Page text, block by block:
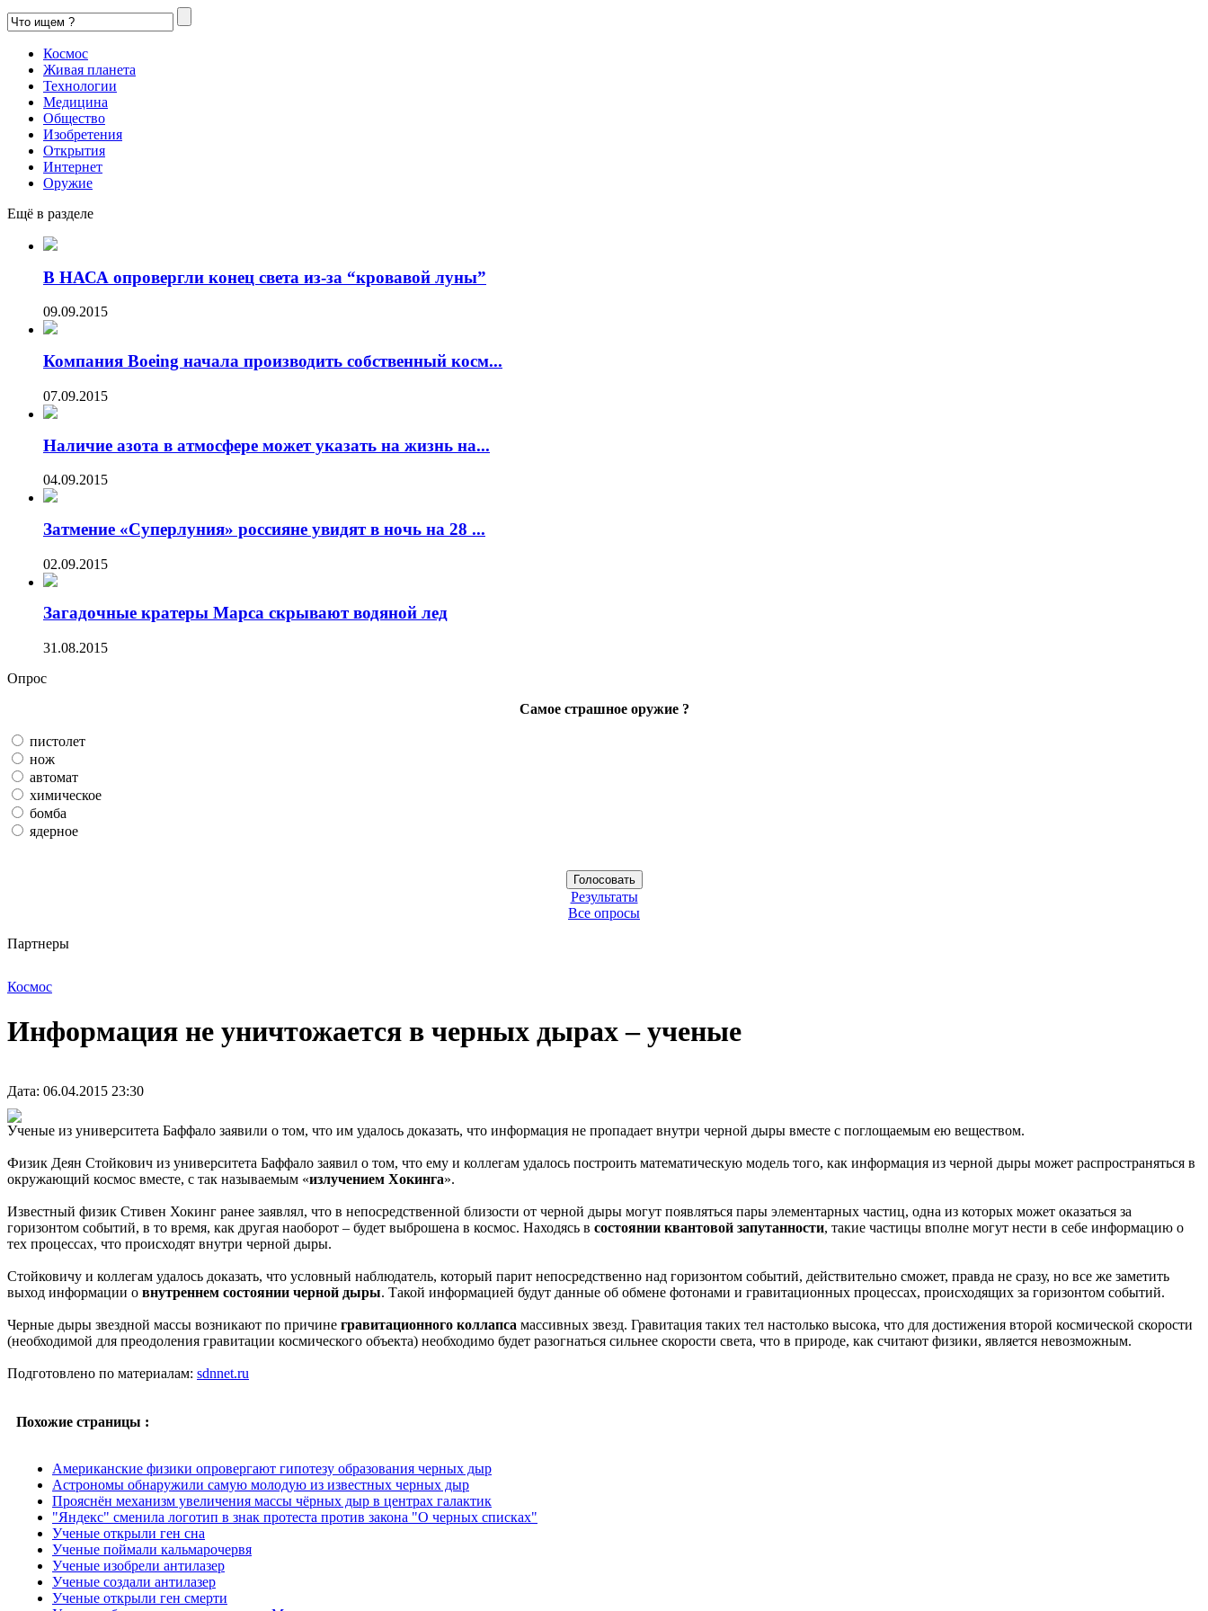
Космос
Живая планета
Технологии
Медицина
Общество
Изобретения
Открытия
Интернет
Оружие
Ещё в разделе
В НАСА опровергли конец света из-за “кровавой луны”
09.09.2015
Компания Boeing начала производить собственный косм...
07.09.2015
Наличие азота в атмосфере может указать на жизнь на...
04.09.2015
Затмение «Суперлуния» россияне увидят в ночь на 28 ...
02.09.2015
Загадочные кратеры Марса скрывают водяной лед
31.08.2015
Опрос
Самое страшное оружие ?
пистолет
нож
автомат
химическое
бомба
ядерное
Результаты
Все опросы
Партнеры
Космос
Информация не уничтожается в черных дырах – ученые
Дата: 06.04.2015 23:30
Ученые из университета Баффало заявили о том, что им удалось доказать, что информация не пропадает внутри черной дыры вместе с поглощаемым ею веществом.
Физик Деян Стойкович из университета Баффало заявил о том, что ему и коллегам удалось построить математическую модель того, как информация из черной дыры может распространяться в
окружающий космос вместе, с так называемым «излучением Хокинга».
Известный физик Стивен Хокинг ранее заявлял, что в непосредственной близости от черной дыры могут появляться пары элементарных частиц, одна из которых может оказаться за
горизонтом событий, в то время, как другая наоборот – будет выброшена в космос. Находясь в состоянии квантовой запутанности, такие частицы вполне могут нести в себе информацию о
тех процессах, что происходят внутри черной дыры.
Стойковичу и коллегам удалось доказать, что условный наблюдатель, который парит непосредственно над горизонтом событий, действительно сможет, правда не сразу, но все же заметить
выход информации о внутреннем состоянии черной дыры. Такой информацией будут данные об обмене фотонами и гравитационных процессах, происходящих за горизонтом событий.
Черные дыры звездной массы возникают по причине гравитационного коллапса массивных звезд. Гравитация таких тел настолько высока, что для достижения второй космической скорости
(необходимой для преодоления гравитации космического объекта) необходимо будет разогнаться сильнее скорости света, что в природе, как считают физики, является невозможным.
Подготовлено по материалам: sdnnet.ru
Похожие страницы :
Американские физики опровергают гипотезу образования черных дыр
Астрономы обнаружили самую молодую из известных черных дыр
Прояснён механизм увеличения массы чёрных дыр в центрах галактик
"Яндекс" сменила логотип в знак протеста против закона "О черных списках"
Ученые открыли ген сна
Ученые поймали кальмарочервя
Ученые изобрели антилазер
Ученые создали антилазер
Ученые открыли ген смерти